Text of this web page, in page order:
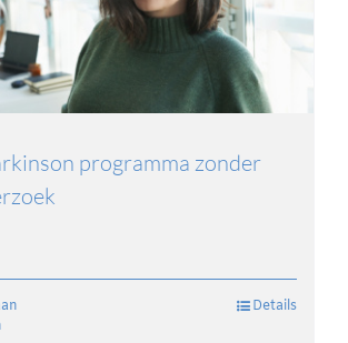
programma zonder
Details